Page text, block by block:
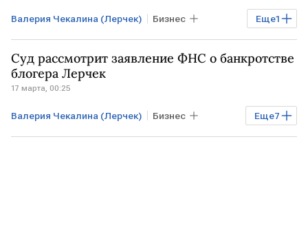
Еще1
Валерия Чекалина (Лерчек) Бизнес
ОАЭ МОСКВА
Суд рассмотрит заявление ФНС о банкротстве
блогера Лерчек
17 марта, 00:25
Еще7
Валерия Чекалина (Лерчек) Бизнес
Финансы РОССИЯ МОСКВА